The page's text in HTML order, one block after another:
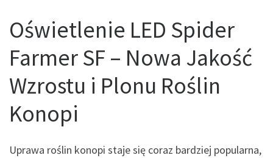
Oświetlenie LED Spider
Farmer SF – Nowa Jakość
Wzrostu i Plonu Roślin
Konopi
Uprawa roślin konopi staje się coraz bardziej popularna,